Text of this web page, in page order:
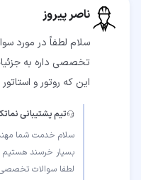
ناصر پیروز
سلام لطفاً در مورد
تخصصی داره به
این که روتور و
تیم پشتیبانی
لطفا سوالات